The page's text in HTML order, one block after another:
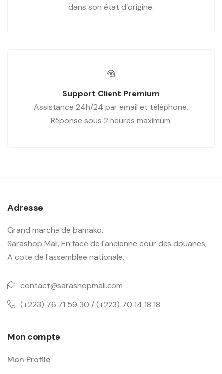
dans son état d’origine.
Support Client Premium
Assistance 24h/24 par email et téléphone.
Réponse sous 2 heures maximum.
Adresse
Grand marche de bamako,
Sarashop Mali, En face de l'ancienne cour des douanes,
A cote de l'assemblee nationale.
contact@sarashopmali.com
(+223) 76 71 59 30 / (+223) 70 14 18 18
Mon compte
Mon Profile